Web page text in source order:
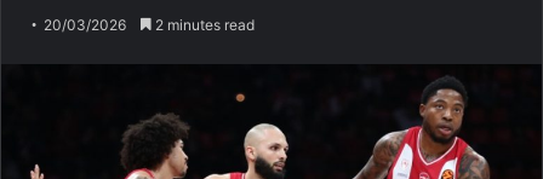
20/03/2026 2 minutes read